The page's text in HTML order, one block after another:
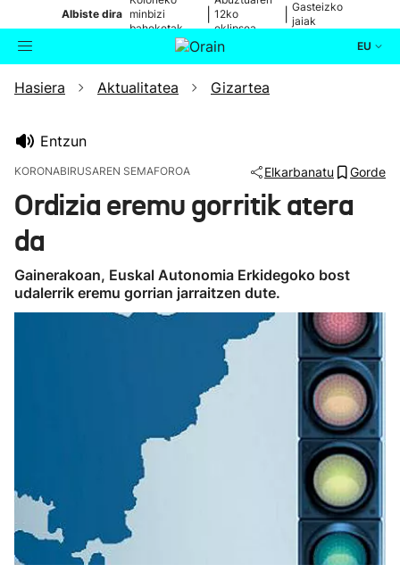
Albiste dira minbizi
baheketak
12ko
eklipsea
Gasteizko
jaiak
EU
Bilatzailea Aktualitatea
Eguraldia
Hasiera Aktualitatea Gizartea
Entzun
KORONABIRUSAREN SEMAFOROA Elkarbanatu Gorde
Ordizia eremu gorritik atera
da
Gainerakoan, Euskal Autonomia Erkidegoko bost
udalerrik eremu gorrian jarraitzen dute.